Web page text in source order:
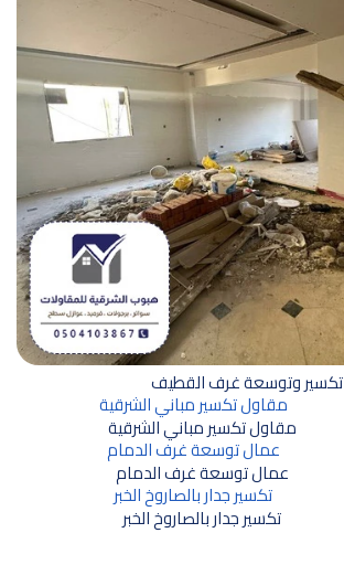
تكسير وتوسعة غرف القطيف
مقاول تكسير مباني الشرقية
عمال توسعة غرف الدمام
تكسير جدار بالصاروخ الخبر